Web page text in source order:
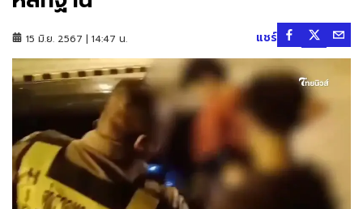
15 มิ.ย. 2567 | 14:47 น. แชร์